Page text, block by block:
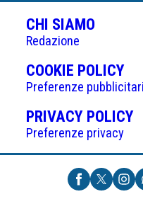
CHI SIAMO
Redazione
COOKIE POLICY
IN
UNA
Preferenze
PRIVACY POLICY
Preferenze privacy